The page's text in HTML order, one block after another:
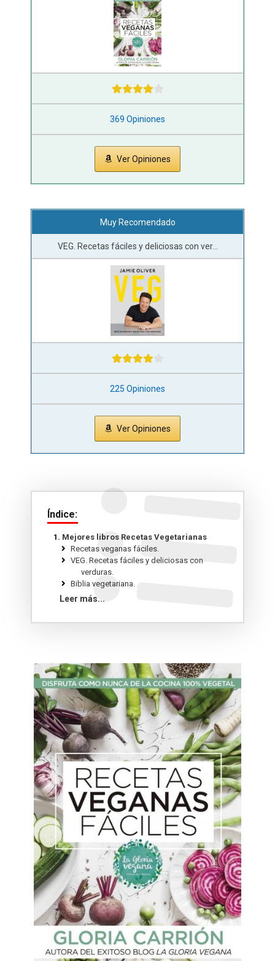
369 Opiniones
Ver Opiniones
Muy Recomendado
VEG. Recetas fáciles y deliciosas con ver...
225 Opiniones
Ver Opiniones
Índice:
Mejores libros Recetas Vegetarianas
Recetas veganas fáciles.
VEG. Recetas fáciles y deliciosas con
verduras.
Biblia vegetariana.
Nutrición esencial.
Delicias Kitchen.
Cocina vegetariana para Dummies.
Mis recetas vegetarianas.
La comida en boles.
Leer más...